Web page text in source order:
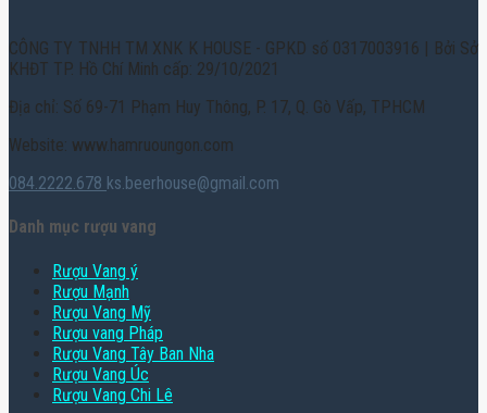
CÔNG TY TNHH TM XNK K HOUSE - GPKD số 0317003916 | Bởi Sở
KHĐT TP. Hồ Chí Minh cấp: 29/10/2021
Địa chỉ: Số 69-71 Phạm Huy Thông, P. 17, Q. Gò Vấp, TPHCM
Website: www.hamruoungon.com
084.2222.678 ks.beerhouse@gmail.com
Danh mục rượu vang
Rượu Vang ý
Rượu Mạnh
Rượu Vang Mỹ
Rượu vang Pháp
Rượu Vang Tây Ban Nha
Rượu Vang Úc
Rượu Vang Chi Lê